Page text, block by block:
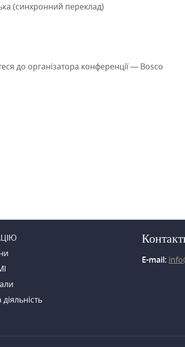
(синхронний переклад)
до організатора конференції — Bosco
E-mail: